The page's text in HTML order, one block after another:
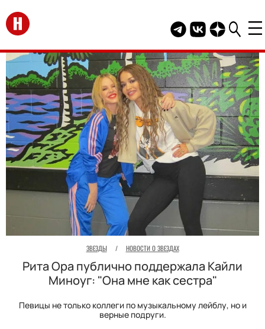
Перейти на главную
Telegram канал
Группа HELLO
Канал
ЗВЕЗДЫ / НОВОСТИ О ЗВЕЗДАХ
Рита Ора публично поддержала Кайли
Миноуг: "Она мне как сестра"
Певицы не только коллеги по музыкальному лейблу, но и
верные подруги.